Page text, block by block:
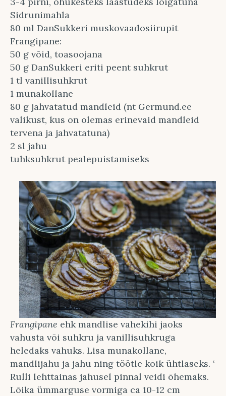
Sidrunimahla
80 ml DanSukkeri muskovaadosiirupit
Frangipane:
50 g võid, toasoojana
50 g DanSukkeri eriti peent suhkrut
1 tl vanillisuhkrut
1 munakollane
80 g jahvatatud mandleid (nt Germund.ee
valikust, kus on olemas erinevaid mandleid
tervena ja jahvatatuna)
2 sl jahu
tuhksuhkrut pealepuistamiseks
Frangipane ehk mandlise vahekihi jaoks
vahusta või suhkru ja vanillisuhkruga
heledaks vahuks. Lisa munakollane,
mandlijahu ja jahu ning töötle kõik ühtlaseks. ‘
Rulli lehttainas jahusel pinnal veidi õhemaks.
Lõika ümmarguse vormiga ca 10-12 cm